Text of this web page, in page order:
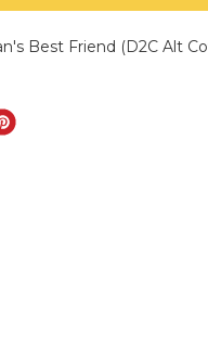
Best Friend (D2C Alt